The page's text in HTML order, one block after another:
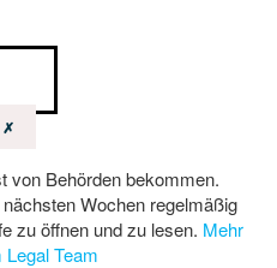
✗
von Behörden bekommen.
Wochen regelmäßig
zu öffnen und zu lesen. Mehr
Team